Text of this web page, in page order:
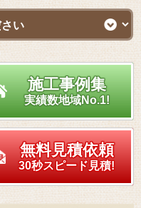
施工事例集
実績数地域No.1!
無料見積依頼
30秒スピード見積!